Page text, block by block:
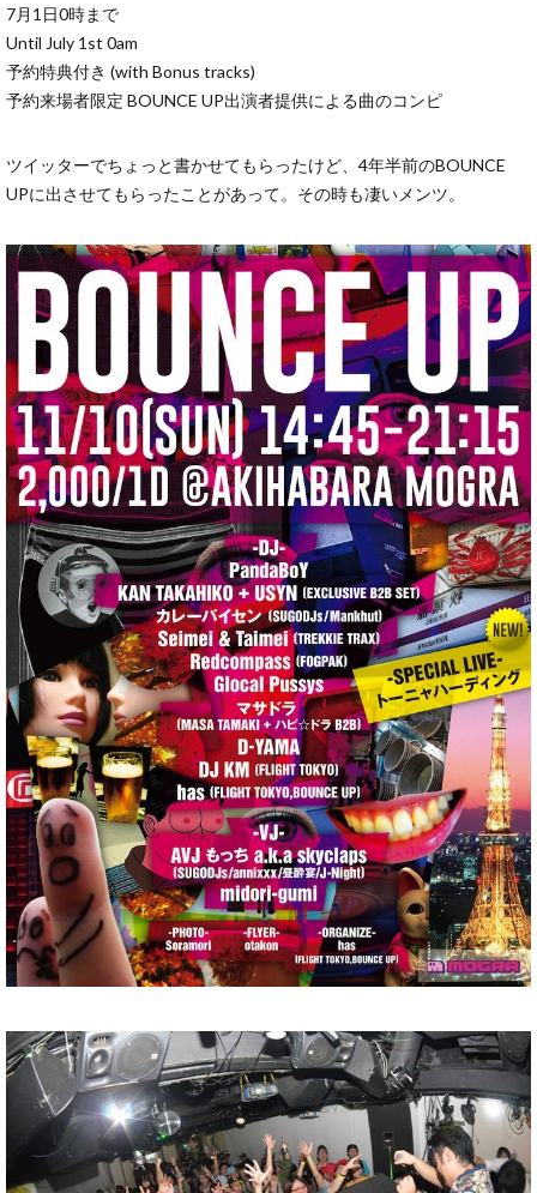
7月1日0時まで
Until July 1st 0am
予約特典付き (with Bonus tracks)
予約来場者限定 BOUNCE UP出演者提供による曲のコンピ
ツイッターでちょっと書かせてもらったけど、4年半前のBOUNCE
UPに出させてもらったことがあって。その時も凄いメンツ。